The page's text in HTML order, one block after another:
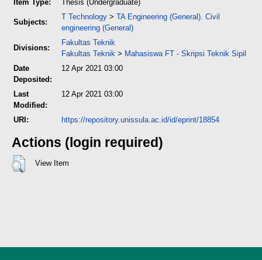
Item Type: Thesis (Undergraduate)
Subjects:
T Technology > TA Engineering (General). Civil
engineering (General)
Divisions:
Fakultas Teknik
Fakultas Teknik > Mahasiswa FT - Skripsi Teknik Sipil
Date
Deposited:
12 Apr 2021 03:00
Last
Modified:
12 Apr 2021 03:00
URI: https://repository.unissula.ac.id/id/eprint/18854
Actions (login required)
View Item